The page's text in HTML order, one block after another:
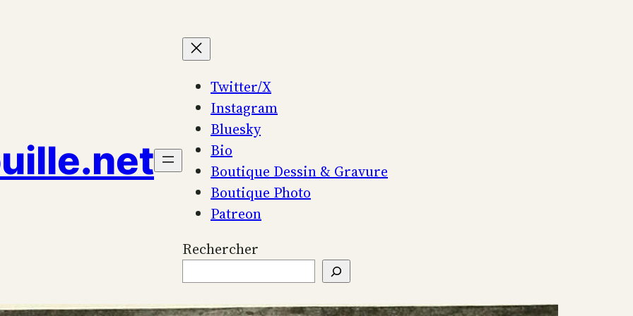
Twitter/X
Instagram
Bluesky
Bio
Boutique Dessin & Gravure
Boutique Photo
Patreon
Rechercher